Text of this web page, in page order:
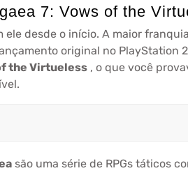
7: Vows of the
desde o início. A maior
original no PlayStation
the Virtueless , o que você
são uma série de RPGs táticos